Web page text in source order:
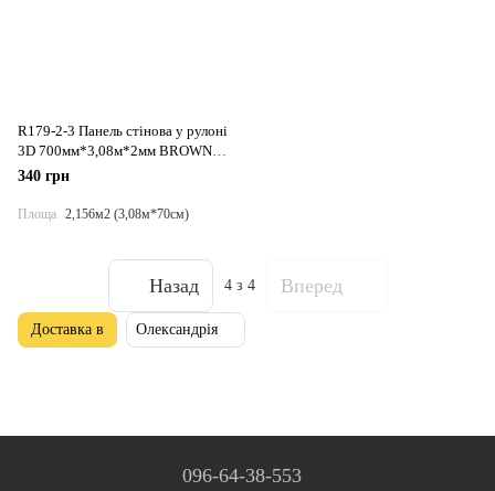
R179-2-3 Панель стінова у рулоні
3D 700мм*3,08м*2мм BROWN
(цегла) (D) SW-00002537
340 грн
Площа 2,156м2 (3,08м*70см)
Назад 4з 4 Вперед
Доставка в Олександрія
096-64-38-553